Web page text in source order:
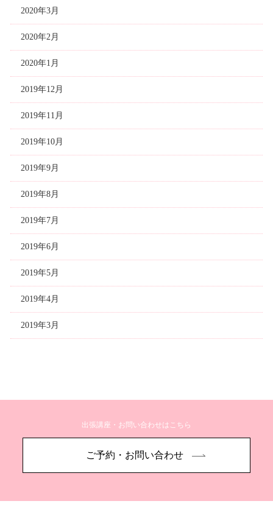
2020年3月
2020年2月
2020年1月
2019年12月
2019年11月
2019年10月
2019年9月
2019年8月
2019年7月
2019年6月
2019年5月
2019年4月
2019年3月
出張講座・お問い合わせはこちら
ご予約・お問い合わせ